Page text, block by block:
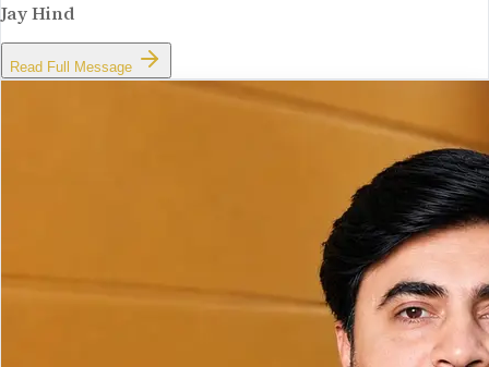
Jay Hind
Read Full Message